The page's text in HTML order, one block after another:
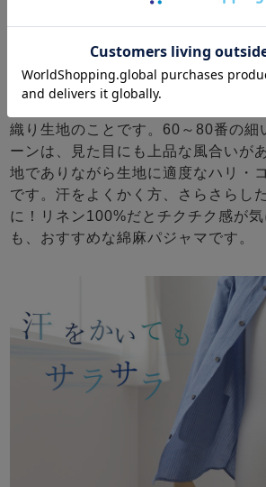
ローン織で軽やか、肌に
から涼しい！
織り生地のことです。60～80番の細
ーンは、見た目にも上品な風合いが
地でありながら生地に適度なハリ・
です。汗をよくかく方、さらさらし
に！リネン100%だとチクチク感が
も、おすすめな綿麻パジャマです。